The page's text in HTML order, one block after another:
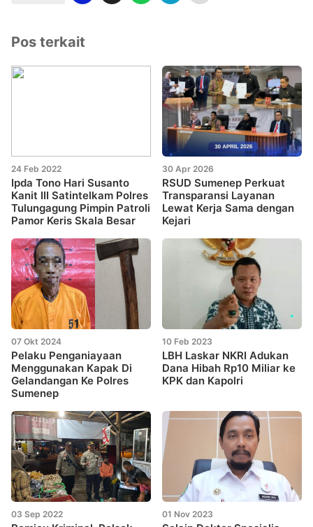
Pos terkait
24 Feb 2022
Ipda Tono Hari Susanto
Kanit III Satintelkam Polres
Tulungagung Pimpin Patroli
Pamor Keris Skala Besar
30 Apr 2026
RSUD Sumenep Perkuat
Transparansi Layanan
Lewat Kerja Sama dengan
Kejari
07 Okt 2024
Pelaku Penganiayaan
Menggunakan Kapak Di
Gelandangan Ke Polres
Sumenep
10 Feb 2023
LBH Laskar NKRI Adukan
Dana Hibah Rp10 Miliar ke
KPK dan Kapolri
03 Sep 2022 01 Nov 2023